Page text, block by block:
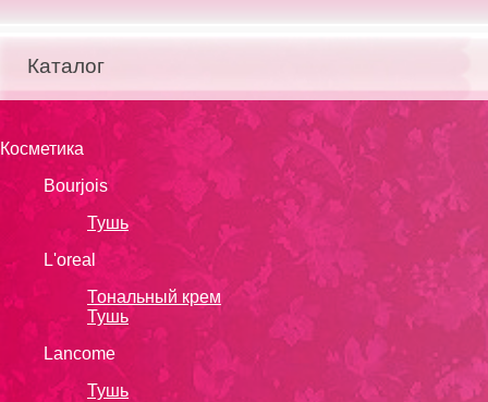
Каталог
Косметика
Bourjois
Тушь
L'oreal
Тональный крем
Тушь
Lanсоmе
Тушь